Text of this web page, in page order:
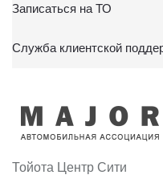
Записаться на ТО
Служба клиентской
Тойота Центр Сити